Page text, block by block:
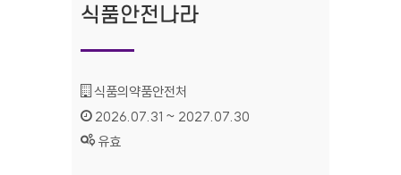
식품안전나라
기관명 :
식품의약품안전처
인증기간 :
2026.07.31 ~ 2027.07.30
상태 :
유효